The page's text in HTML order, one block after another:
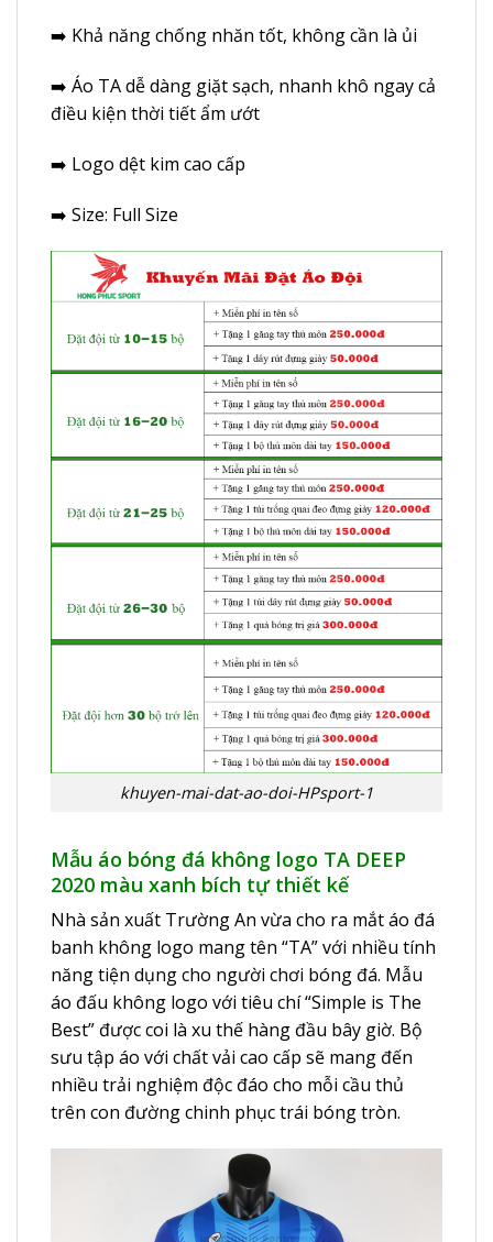
➡️ Khả năng chống nhăn tốt, không cần là ủi
➡️ Áo TAdễ dàng giặt sạch, nhanh khô ngay cả
điều kiện thời tiết ẩm ướt
➡️ Logo dệt kim cao cấp
➡️ Size: Full Size
khuyen-mai-dat-ao-doi-HPsport-1
Mẫu áo bóng đá không logo TA DEEP
2020 màu xanh bích tự thiết kế
Nhà sản xuất Trường An vừa cho ra mắt áo đá
banh không logo mang tên “TA” với nhiều tính
năng tiện dụng cho người chơi bóng đá. Mẫu
áo đấu không logo với tiêu chí “Simple is The
Best” được coi là xu thế hàng đầu bây giờ. Bộ
sưu tập áo với chất vải cao cấp sẽ mang đến
nhiều trải nghiệm độc đáo cho mỗi cầu thủ
trên con đường chinh phục trái bóng tròn.